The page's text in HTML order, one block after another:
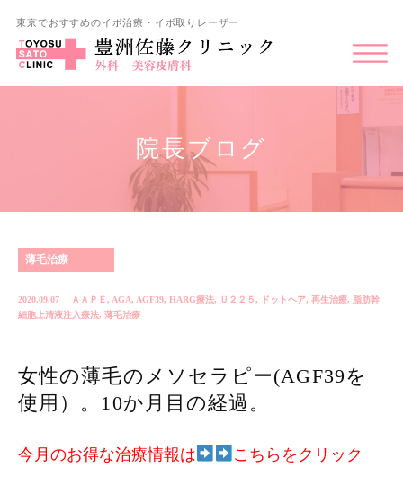
東京でおすすめのイボ治療・イボ取りレーザー
院長ブログ
薄毛治療
2020.09.07 ＡＡＰＥ, AGA, AGF39, HARG療法, Ｕ２２５, ドットヘア, 再生治療, 脂肪幹
細胞上清液注入療法, 薄毛治療
女性の薄毛のメソセラピー(AGF39を
使用）。10か月目の経過。
今月のお得な治療情報は こちらをクリック